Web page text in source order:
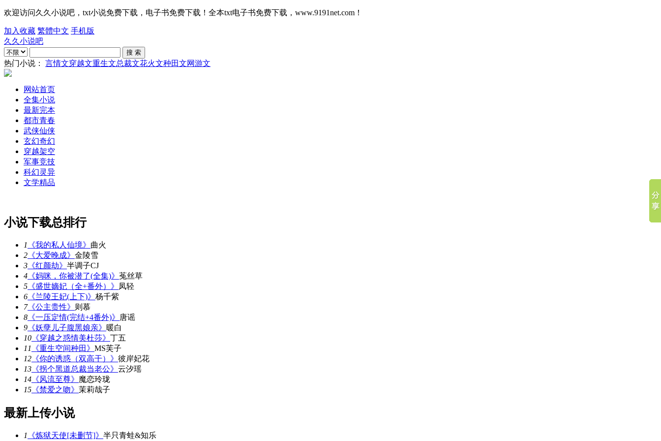
欢迎访问久久小说吧，txt小说免费下载，电子书免费下载！全本txt电子书免费下载，www.9191net.com！
加入收藏 繁體中文 手机版
久久小说吧
热门小说： 言情文穿越文重生文总裁文花火文种田文网游文
网站首页
全集小说
最新完本
都市青春
武侠仙侠
玄幻奇幻
穿越架空
军事竞技
科幻灵异
文学精品
小说下载总排行
1 《我的私人仙境》 曲火
2 《大爱晚成》 金陵雪
3 《红颜劫》 半调子CJ
4 《妈咪，你被潜了(全集)》 菟丝草
5 《盛世嫡妃（全+番外）》
凤轻
6 《兰陵王妃(上下)》 杨千紫
7《公主贵性》
则慕
8 《一压定情(完结+4番外)》
唐谣
9 《妖孽儿子腹黑娘亲》 暖白
10 《穿越之惑情美杜莎》 丁五
11
《重生空间种田》 MS芙子
12 《你的诱惑（双高干）》 彼岸妃花
13 《拐个黑道总裁当老公》 云汐瑶
14 《风流至尊》 魔恋玲珑
15 《禁爱之吻》 茉莉哉子
最新上传小说
1 《炼狱天使[未删节]》 半只青蛙&知乐